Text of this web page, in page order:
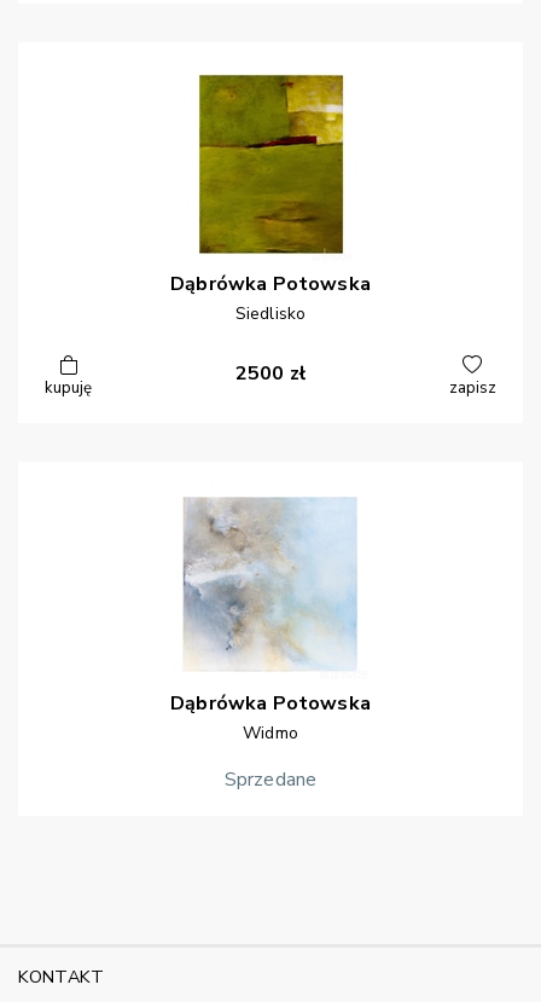
Dąbrówka Potowska
Siedlisko
kupuję
2500 zł
zapisz
Dąbrówka Potowska
Widmo
Sprzedane
KONTAKT